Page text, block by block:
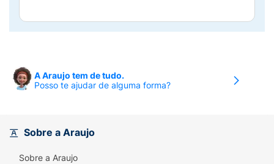
A Araujo tem de tudo.
Posso te ajudar de alguma forma?
Sobre a Araujo
Sobre a Araujo